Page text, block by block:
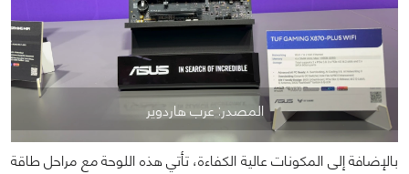
المصدر: عرب هاردوير
بالإضافة إلى المكونات عالية الكفاءة، تأتي هذه اللوحة مع مراحل طاقة